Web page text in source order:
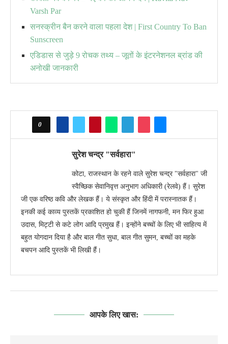
Varsh Par
सनस्क्रीन बैन करने वाला पहला देश | First Country To Ban
Sunscreen
एडिडास से जुड़े 9 रोचक तथ्य – जूतों के इंटरनेशनल ब्रांड की
अनोखी जानकारी
0
सुरेश चन्द्र "सर्वहारा"
कोटा, राजस्थान के रहने वाले सुरेश चन्द्र "सर्वहारा" जी
स्वैच्छिक सेवानिवृत्त अनुभाग अधिकारी (रेलवे) हैं। सुरेश
जी एक वरिष्ठ कवि और लेखक हैं। ये संस्कृत और हिंदी में परास्नातक हैं।
इनकी कई काव्य पुस्तकें प्रकाशित हो चुकी हैं जिनमें नागफनी, मन फिर हुआ
उदास, मिट्टी से कटे लोग आदि प्रमुख हैं। इन्होंने बच्चों के लिए भी साहित्य में
बहुत योगदान दिया है और बाल गीत सुधा, बाल गीत सुमन, बच्चों का महके
बचपन आदि पुस्तकें भी लिखी हैं।
आपके लिए खास: